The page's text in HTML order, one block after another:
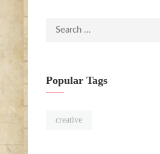
Search
Popular Tags
creative